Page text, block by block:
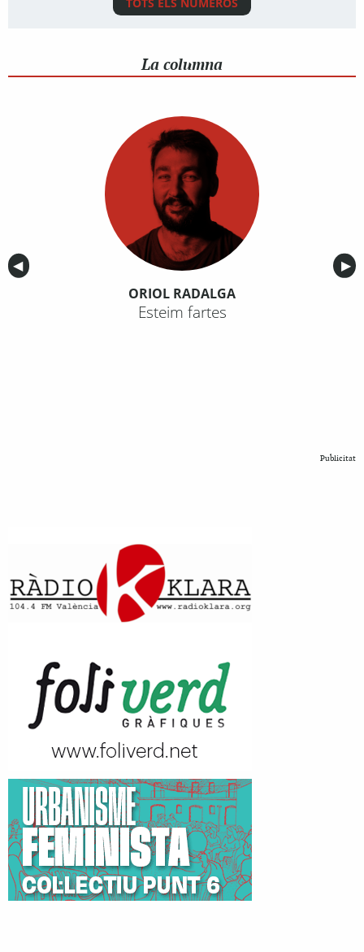
La columna
Anterior
◀︎ ▶︎
ORIOL RADALGA
Esteim fartes
Publicitat